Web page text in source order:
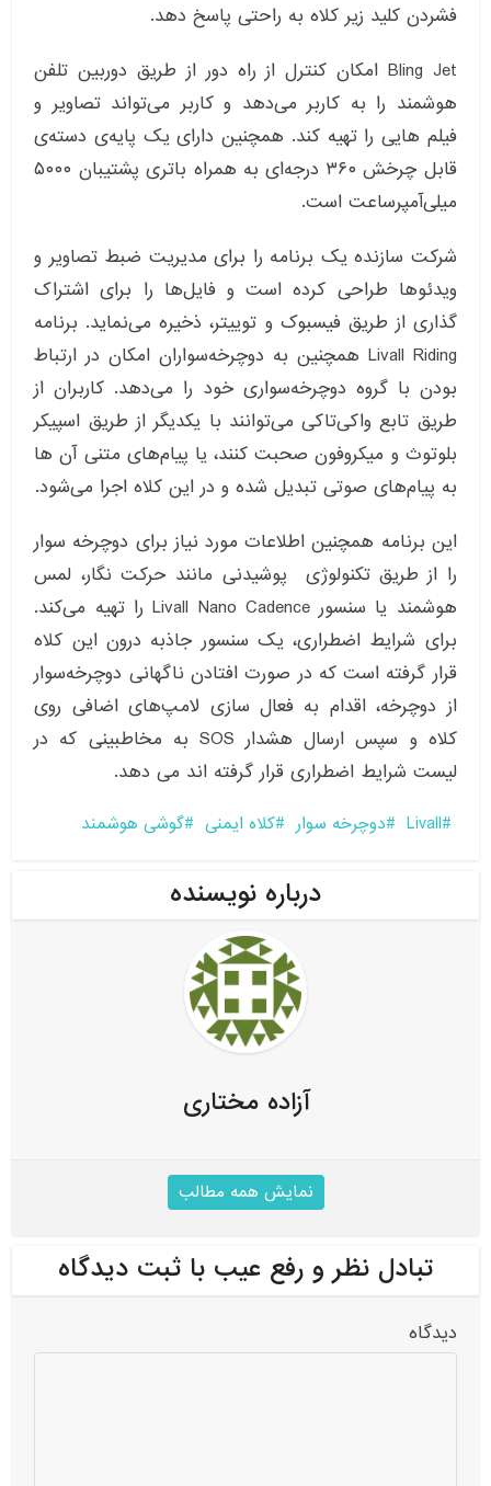
فشردن کلید زیر کلاه به راحتی پاسخ دهد.
Bling Jet امکان کنترل از راه دور از طریق دوربین تلفن
هوشمند را به کاربر می‌دهد و کاربر می‌تواند تصاویر و
فیلم هایی را تهیه کند. همچنین دارای یک پایه‌ی دسته‌ی
قابل چرخش ۳۶۰ درجه‌ای به همراه باتری پشتیبان ۵۰۰۰
میلی‌آمپرساعت است.
شرکت سازنده یک برنامه را برای مدیریت ضبط تصاویر و
ویدئوها طراحی کرده است و فایل‌ها را برای اشتراک‌
گذاری از طریق فیسبوک و توییتر، ذخیره می‌نماید. برنامه
Livall Riding همچنین به دوچرخه‌سواران امکان در ارتباط
بودن با گروه دوچرخه‌سواری خود را می‌دهد. کاربران از
طریق تابع واکی‌تاکی می‌توانند با یکدیگر از طریق اسپیکر
بلوتوث و میکروفون صحبت کنند، یا پیام‌های متنی آن ها
به پیام‌های صوتی تبدیل شده و در این کلاه اجرا می‌شود.
این برنامه همچنین اطلاعات مورد نیاز برای دوچرخه ‌سوار
را از طریق تکنولوژی پوشیدنی مانند حرکت‌ نگار، لمس
هوشمند یا سنسور Livall Nano Cadence را تهیه می‌کند.
برای شرایط اضطراری، یک سنسور جاذبه درون این کلاه
قرار گرفته است که در صورت افتادن ناگهانی دوچرخه‌سوار
از دوچرخه، اقدام به فعال سازی لامپ‌های اضافی روی
کلاه و سپس ارسال هشدار SOS به مخاطبینی که در
لیست شرایط اضطراری قرار گرفته اند می دهد.
Livall دوچرخه سوار کلاه ایمنی گوشی هوشمند
درباره نویسنده
آزاده مختاری
نمایش همه مطالب
تبادل نظر و رفع عیب با ثبت دیدگاه
دیدگاه